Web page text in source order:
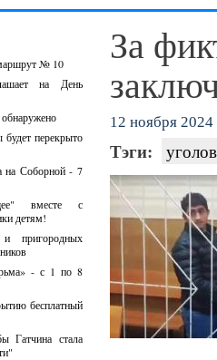
№ 10
на День
перекрыто
на Соборной - 7
вместе с
детям!
пригородных
- с 1 по 8
бесплатный
Гатчина стала
За
12 ноября 2024
Тэги: